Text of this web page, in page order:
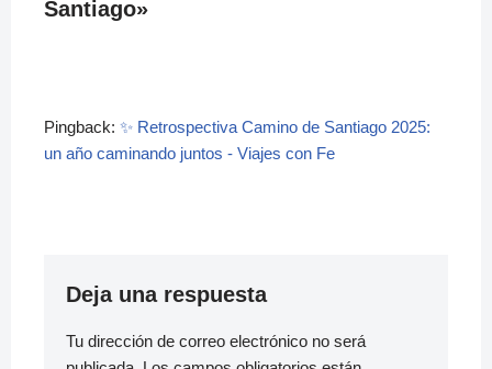
Santiago»
Pingback: ✨ Retrospectiva Camino de Santiago 2025:
un año caminando juntos - Viajes con Fe
Deja una respuesta
Tu dirección de correo electrónico no será